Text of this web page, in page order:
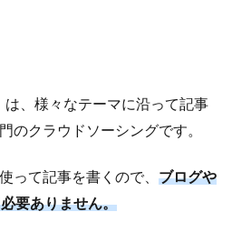
は、様々なテーマに沿って記事
のクラウドソーシングです。
って記事を書くので、 ブログや
要ありません。